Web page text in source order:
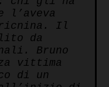
l’aveva
Il
da
Bruno
vittima
di un